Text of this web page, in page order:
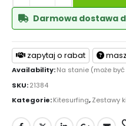
Darmowa dostawa
zapytaj o rabat
Availability:Na stanie (może
SKU:21384
Kategorie:Kitesurfing,Zestawy